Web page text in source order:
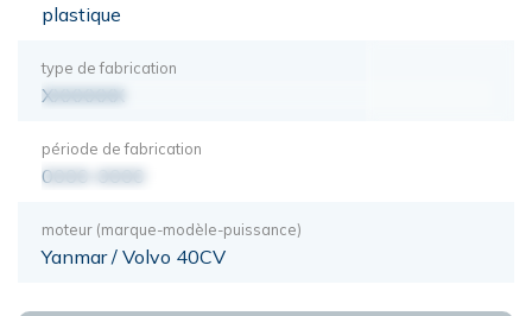
plastique
type de fabrication
XXXXXXX
période de fabrication
0000-0000
moteur (marque-modèle-puissance)
Yanmar / Volvo 40CV